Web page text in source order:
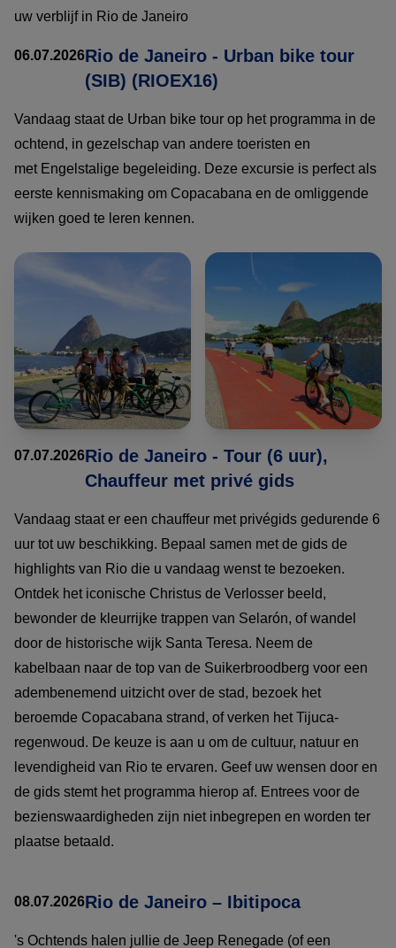
uw verblijf in Rio de Janeiro
06.07.2026Rio de Janeiro - Urban bike tour
(SIB) (RIOEX16)
Vandaag staat de Urban bike tour op het programma in de
ochtend, in gezelschap van andere toeristen en
met Engelstalige begeleiding. Deze excursie is perfect als
eerste kennismaking om Copacabana en de omliggende
wijken goed te leren kennen.
07.07.2026Rio de Janeiro - Tour (6 uur),
Chauffeur met privé gids
Vandaag staat er een chauffeur met privégids gedurende 6
uur tot uw beschikking. Bepaal samen met de gids de
highlights van Rio die u vandaag wenst te bezoeken.
Ontdek het iconische Christus de Verlosser beeld,
bewonder de kleurrijke trappen van Selarón, of wandel
door de historische wijk Santa Teresa. Neem de
kabelbaan naar de top van de Suikerbroodberg voor een
adembenemend uitzicht over de stad, bezoek het
beroemde Copacabana strand, of verken het Tijuca-
regenwoud. De keuze is aan u om de cultuur, natuur en
levendigheid van Rio te ervaren. Geef uw wensen door en
de gids stemt het programma hierop af. Entrees voor de
bezienswaardigheden zijn niet inbegrepen en worden ter
plaatse betaald.
08.07.2026Rio de Janeiro – Ibitipoca
's Ochtends halen jullie de Jeep Renegade (of een